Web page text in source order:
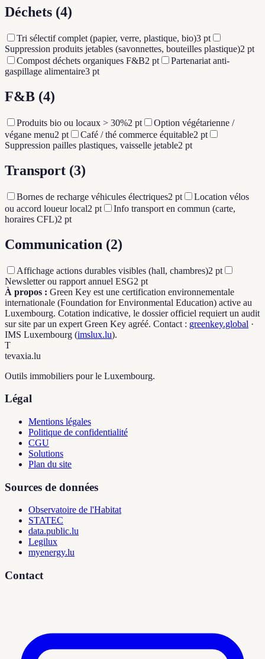
Déchets (4)
Tri sélectif complet (papier, verre, plastique, bio)3 pt
Suppression produits jetables (savonnettes, bouteilles plastique)2 pt
Compost déchets organiques F&B2 pt
Partenariat anti-
gaspillage alimentaire3 pt
F&B (4)
Produits bio ou locaux > 30%2 pt
Option végétarienne /
végane menu2 pt Café / thé commerce équitable2 pt
Suppression pailles plastiques, vaisselle jetable2 pt
Transport (3)
Bornes de recharge véhicules électriques2 pt
Location vélos
ou accord loueur local2 pt
Info transport en commun (carte,
horaires CFL)2 pt
Communication (2)
Affichage actions durables visibles (hall, chambres)2 pt
Newsletter ou rapport annuel ESG2 pt
À propos : Green Key est une certification environnementale
internationale (Foundation for Environmental Education) active au
Luxembourg. Cotation indicative, le dossier officiel requiert un audit
sur site par un expert Green Key agréé. Contact : greenkey.global ·
IMS Luxembourg (imslux.lu).
T
tevaxia.lu
Outils immobiliers pour le Luxembourg.
Légal
Mentions légales
Politique de confidentialité
CGU
Solutions
Plan du site
Sources de données
Observatoire de l'Habitat
STATEC
data.public.lu
Legilux
myenergy.lu
Contact